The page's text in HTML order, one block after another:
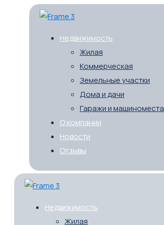
Недвижимость
Жилая
Коммерческая
Земельные участки
Дома и дачи
Гаражи и машиноместа
О компании
Новости
Отзывы
Недвижимость
Жилая